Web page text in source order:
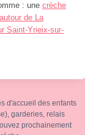
: une crèche
de La
Saint-Yrieix-sur-
d'accueil des enfants
garderies, relais
prochainement